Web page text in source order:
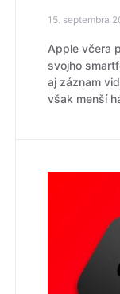
15. septembra
Apple včera
svojho
aj záznam
však menší